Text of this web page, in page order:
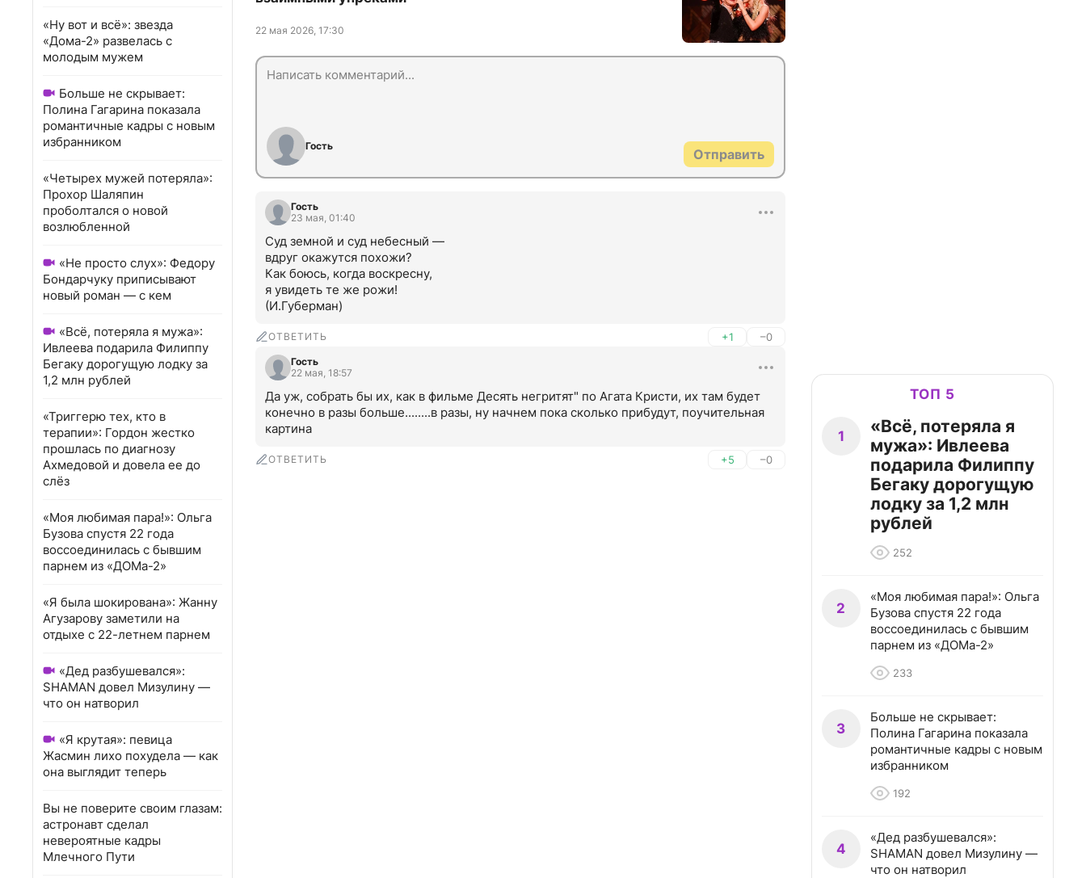
«Ну вот и всё»: звезда
«Дома-2» развелась с
молодым мужем
Больше не скрывает:
Полина Гагарина показала
романтичные кадры с новым
избранником
«Четырех мужей потеряла»:
Прохор Шаляпин
проболтался о новой
возлюбленной
«Не просто слух»: Федору
Бондарчуку приписывают
новый роман — с кем
«Всё, потеряла я мужа»:
Ивлеева подарила Филиппу
Бегаку дорогущую лодку за
1,2 млн рублей
«Триггерю тех, кто в
терапии»: Гордон жестко
прошлась по диагнозу
Ахмедовой и довела ее до
слёз
«Моя любимая пара!»: Ольга
Бузова спустя 22 года
воссоединилась с бывшим
парнем из «ДОМа-2»
«Я была шокирована»: Жанну
Агузарову заметили на
отдыхе с 22-летнем парнем
«Дед разбушевался»:
SHAMAN довел Мизулину —
что он натворил
«Я крутая»: певица
Жасмин лихо похудела — как
она выглядит теперь
Вы не поверите своим глазам:
астронавт сделал
невероятные кадры
Млечного Пути
22 мая 2026, 17:30
Гость
Отправить
Гость
23 мая, 01:40
Суд земной и суд небесный —
вдруг окажутся похожи?
Как боюсь, когда воскресну,
я увидеть те же рожи!
(И.Губерман)
ОТВЕТИТЬ +1 –0
Гость
22 мая, 18:57
Да уж, собрать бы их, как в фильме Десять негритят" по Агата Кристи, их там будет
конечно в разы больше........в разы, ну начнем пока сколько прибудут, поучительная
картина
ОТВЕТИТЬ +5 –0
ТОП 5
1
«Всё, потеряла я
мужа»: Ивлеева
подарила Филиппу
Бегаку дорогущую
лодку за 1,2 млн
рублей
252
2
«Моя любимая пара!»: Ольга
Бузова спустя 22 года
воссоединилась с бывшим
парнем из «ДОМа-2»
233
3
Больше не скрывает:
Полина Гагарина показала
романтичные кадры с новым
избранником
192
4
«Дед разбушевался»:
SHAMAN довел Мизулину —
что он натворил